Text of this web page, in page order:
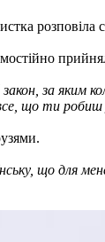
розповіла
за яким
що ти
що для